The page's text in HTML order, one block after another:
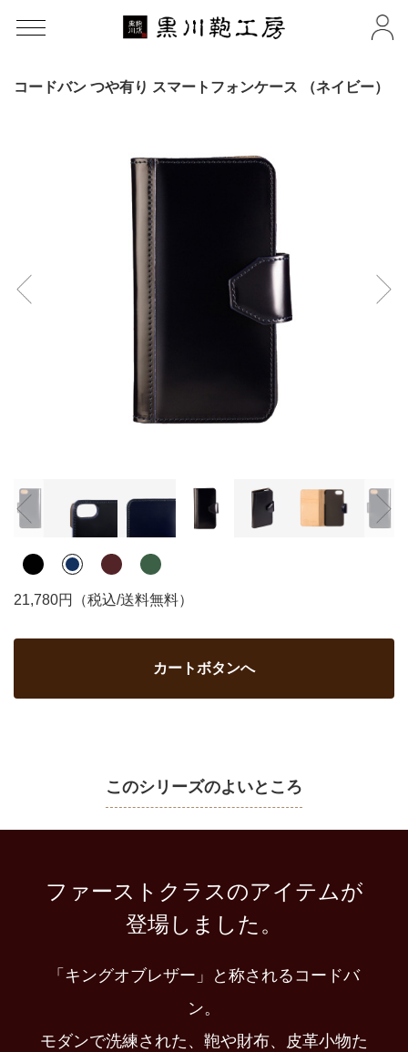
コードバン つや有り スマートフォンケース （ネイビー）
21,780円（税込/送料無料）
カートボタンへ
このシリーズのよいところ
ファーストクラスのアイテムが
登場しました。
「キングオブレザー」と称されるコードバ
ン。
モダンで洗練された、鞄や財布、皮革小物た